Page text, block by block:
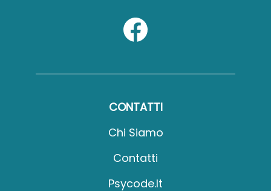
CONTATTI
Chi Siamo
Contatti
Psycode.it